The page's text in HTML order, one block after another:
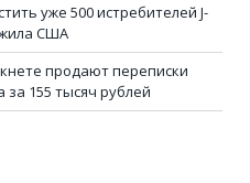
уже 500 истребителей J-
США
продают переписки
155 тысяч рублей